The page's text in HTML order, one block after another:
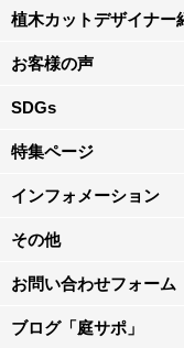
植木カットデザイナー
お客様の声
SDGs
特集ページ
インフォメーション
その他
お問い合わせフォーム
ブログ「庭サポ」